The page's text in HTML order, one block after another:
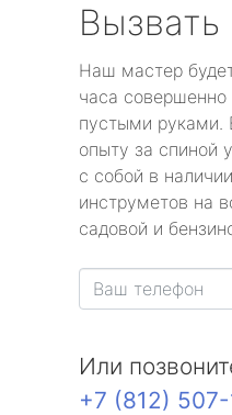
Вызвать
Наш мастер
часа совершенно
пустыми руками.
опыту за спиной
с собой в
инструметов на
садовой и
Или
+7 (812)